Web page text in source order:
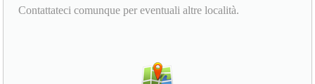
Contattateci comunque per eventuali altre località.